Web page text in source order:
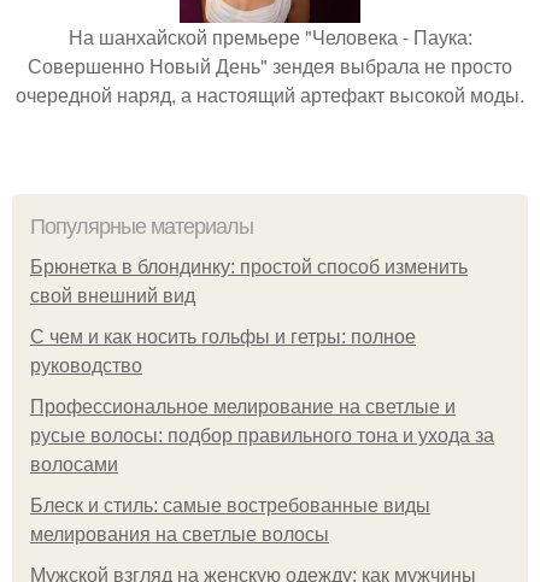
На шанхайской премьере "Человека - Паука:
Совершенно Новый День" зендея выбрала не просто
очередной наряд, а настоящий артефакт высокой моды.
Популярные материалы
Брюнетка в блондинку: простой способ изменить
свой внешний вид
С чем и как носить гольфы и гетры: полное
руководство
Профессиональное мелирование на светлые и
русые волосы: подбор правильного тона и ухода за
волосами
Блеск и стиль: самые востребованные виды
мелирования на светлые волосы
Мужской взгляд на женскую одежду: как мужчины